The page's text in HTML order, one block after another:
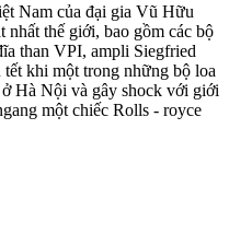
Nam của đại gia Vũ Hữu
thế giới, bao gồm các bộ
than VPI, ampli Siegfried
khi một trong những bộ loa
Hà Nội và gây sho‌ck với giới
một chiếc Rolls - royce